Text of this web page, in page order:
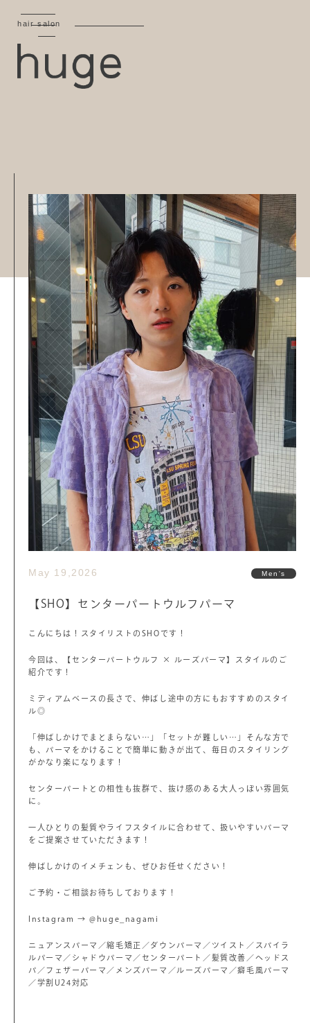
hair salon
May 19,2026 Men's
【SHO】センターパートウルフパーマ
こんにちは！スタイリストのSHOです！
今回は、【センターパートウルフ × ルーズパーマ】スタイルのご
紹介です！
ミディアムベースの長さで、伸ばし途中の方にもおすすめのスタイ
ル◎
「伸ばしかけでまとまらない…」「セットが難しい…」そんな方で
も、パーマをかけることで簡単に動きが出て、毎日のスタイリング
がかなり楽になります！
センターパートとの相性も抜群で、抜け感のある大人っぽい雰囲気
に。
一人ひとりの髪質やライフスタイルに合わせて、扱いやすいパーマ
をご提案させていただきます！
伸ばしかけのイメチェンも、ぜひお任せください！
ご予約・ご相談お待ちしております！
Instagram → @huge_nagami
ニュアンスパーマ／縮毛矯正／ダウンパーマ／ツイスト／スパイラ
ルパーマ／シャドウパーマ／センターパート／髪質改善／ヘッドス
パ／フェザーパーマ／メンズパーマ／ルーズパーマ／癖毛風パーマ
／学割U24対応